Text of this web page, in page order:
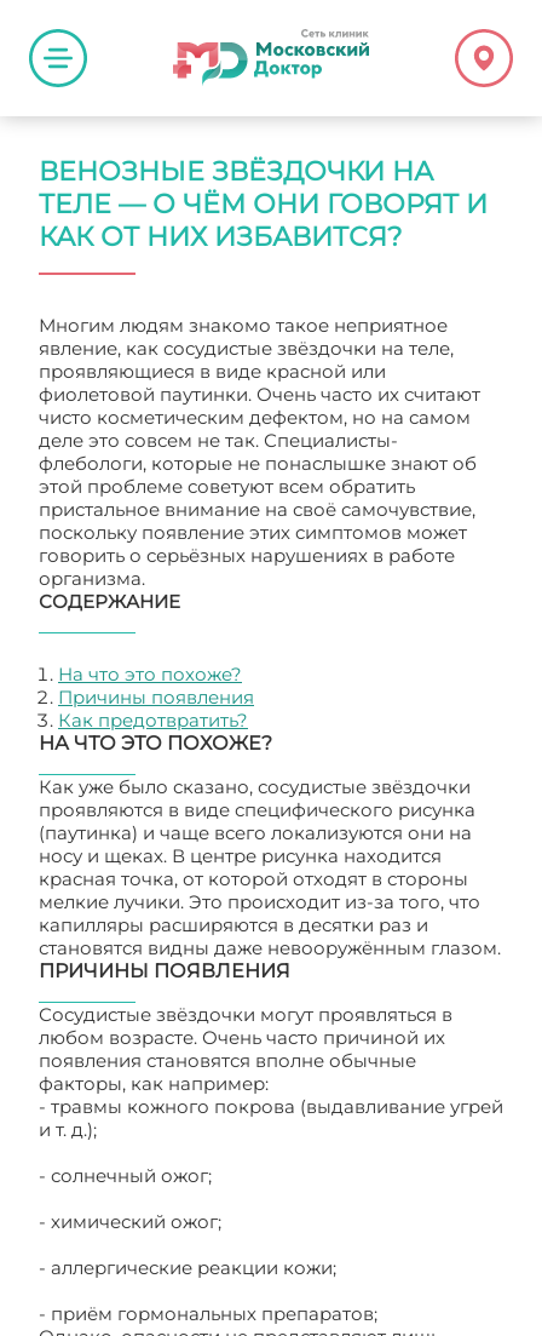
ВЕНОЗНЫЕ ЗВЁЗДОЧКИ НА
ТЕЛЕ — О ЧЁМ ОНИ ГОВОРЯТ И
КАК ОТ НИХ ИЗБАВИТСЯ?
Многим людям знакомо такое неприятное
явление, как сосудистые звёздочки на теле,
проявляющиеся в виде красной или
фиолетовой паутинки. Очень часто их считают
чисто косметическим дефектом, но на самом
деле это совсем не так. Специалисты-
флебологи, которые не понаслышке знают об
этой проблеме советуют всем обратить
пристальное внимание на своё самочувствие,
поскольку появление этих симптомов может
говорить о серьёзных нарушениях в работе
организма.
СОДЕРЖАНИЕ
На что это похоже?
Причины появления
Как предотвратить?
НА ЧТО ЭТО ПОХОЖЕ?
Как уже было сказано, сосудистые звёздочки
проявляются в виде специфического рисунка
(паутинка) и чаще всего локализуются они на
носу и щеках. В центре рисунка находится
красная точка, от которой отходят в стороны
мелкие лучики. Это происходит из-за того, что
капилляры расширяются в десятки раз и
становятся видны даже невооружённым глазом.
ПРИЧИНЫ ПОЯВЛЕНИЯ
Сосудистые звёздочки могут проявляться в
любом возрасте. Очень часто причиной их
появления становятся вполне обычные
факторы, как например:
- травмы кожного покрова (выдавливание угрей
и т. д.);
- солнечный ожог;
- химический ожог;
- аллергические реакции кожи;
- приём гормональных препаратов;